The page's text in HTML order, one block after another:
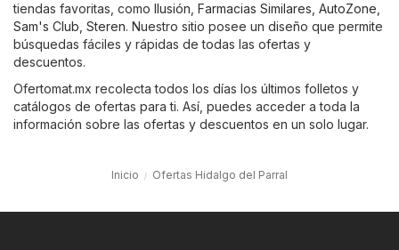
tiendas favoritas, como Ilusión Farmacias Similares AutoZone
Sam's Club Steren. Nuestro sitio posee un diseño que permite
búsquedas fáciles y rápidas de todas las ofertas y
descuentos.
Ofertomat.mx recolecta todos los días los últimos folletos y
catálogos de ofertas para ti. Así, puedes acceder a toda la
información sobre las ofertas y descuentos en un solo lugar.
Inicio Ofertas Hidalgo del Parral